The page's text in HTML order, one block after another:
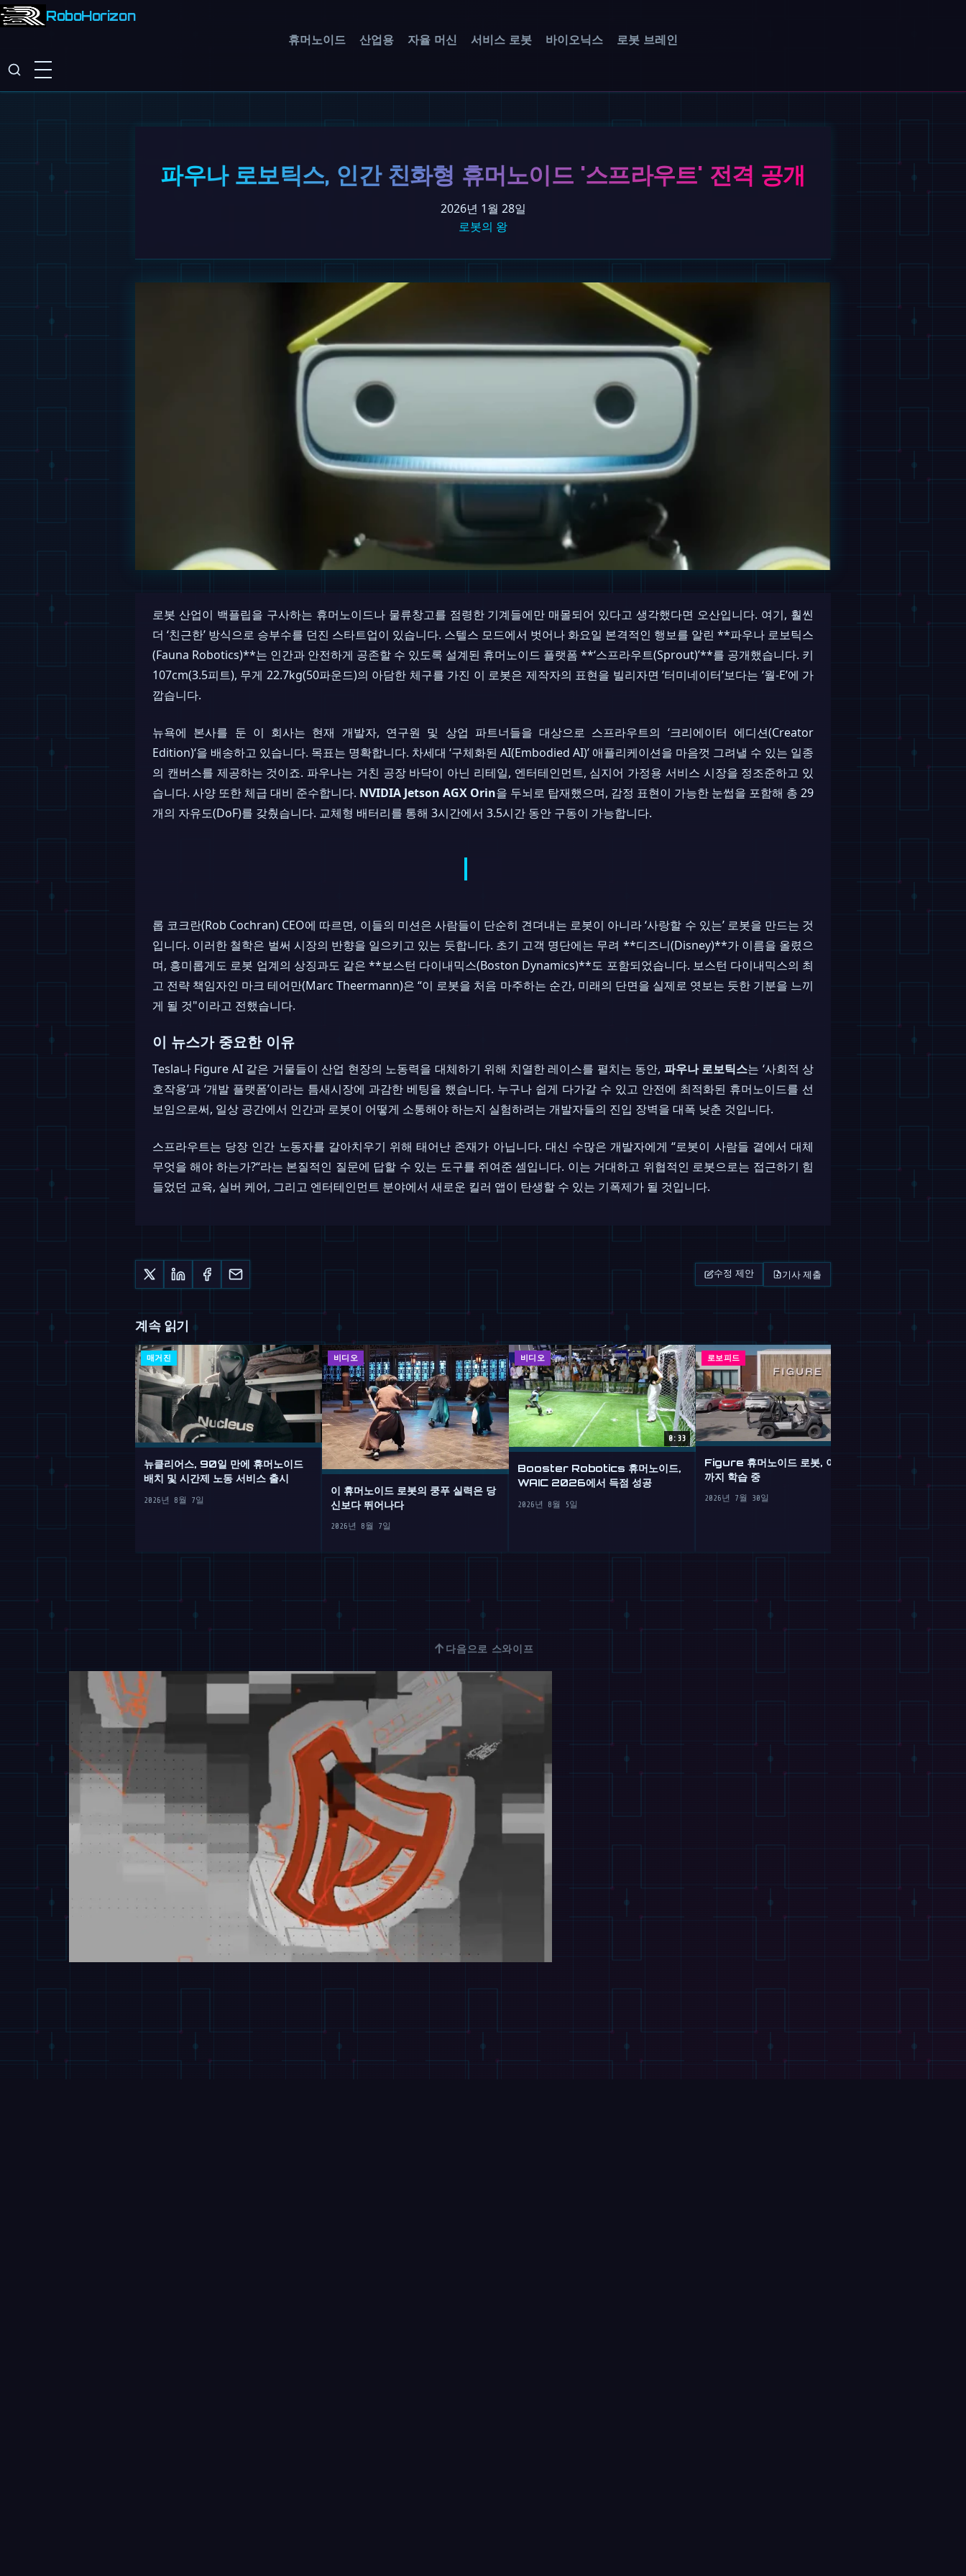
RoboHorizon
휴머노이드 산업용 자율 머신 서비스 로봇 바이오닉스 로봇 브레인
파우나 로보틱스, 인간 친화형 휴머노이드 '스프라우트' 전격 공개
2026년 1월 28일
로봇의 왕
로봇 산업이 백플립을 구사하는 휴머노이드나 물류창고를 점령한 기계들에만 매몰되어 있다고 생각했다면 오산입니다. 여기, 훨씬
더 ‘친근한’ 방식으로 승부수를 던진 스타트업이 있습니다. 스텔스 모드에서 벗어나 화요일 본격적인 행보를 알린 **파우나 로보틱스
(Fauna Robotics)**는 인간과 안전하게 공존할 수 있도록 설계된 휴머노이드 플랫폼 **‘스프라우트(Sprout)’**를 공개했습니다. 키
107cm(3.5피트), 무게 22.7kg(50파운드)의 아담한 체구를 가진 이 로봇은 제작자의 표현을 빌리자면 ‘터미네이터’보다는 ‘월-E’에 가
깝습니다.
뉴욕에 본사를 둔 이 회사는 현재 개발자, 연구원 및 상업 파트너들을 대상으로 스프라우트의 ‘크리에이터 에디션(Creator
Edition)‘을 배송하고 있습니다. 목표는 명확합니다. 차세대 ‘구체화된 AI(Embodied AI)’ 애플리케이션을 마음껏 그려낼 수 있는 일종
의 캔버스를 제공하는 것이죠. 파우나는 거친 공장 바닥이 아닌 리테일, 엔터테인먼트, 심지어 가정용 서비스 시장을 정조준하고 있
습니다. 사양 또한 체급 대비 준수합니다. NVIDIA Jetson AGX Orin을 두뇌로 탑재했으며, 감정 표현이 가능한 눈썹을 포함해 총 29
개의 자유도(DoF)를 갖췄습니다. 교체형 배터리를 통해 3시간에서 3.5시간 동안 구동이 가능합니다.
롭 코크란(Rob Cochran) CEO에 따르면, 이들의 미션은 사람들이 단순히 견뎌내는 로봇이 아니라 ‘사랑할 수 있는’ 로봇을 만드는 것
입니다. 이러한 철학은 벌써 시장의 반향을 일으키고 있는 듯합니다. 초기 고객 명단에는 무려 **디즈니(Disney)**가 이름을 올렸으
며, 흥미롭게도 로봇 업계의 상징과도 같은 **보스턴 다이내믹스(Boston Dynamics)**도 포함되었습니다. 보스턴 다이내믹스의 최
고 전략 책임자인 마크 테어만(Marc Theermann)은 “이 로봇을 처음 마주하는 순간, 미래의 단면을 실제로 엿보는 듯한 기분을 느끼
게 될 것"이라고 전했습니다.
이 뉴스가 중요한 이유
Tesla나 Figure AI 같은 거물들이 산업 현장의 노동력을 대체하기 위해 치열한 레이스를 펼치는 동안, 파우나 로보틱스는 ‘사회적 상
호작용’과 ‘개발 플랫폼’이라는 틈새시장에 과감한 베팅을 했습니다. 누구나 쉽게 다가갈 수 있고 안전에 최적화된 휴머노이드를 선
보임으로써, 일상 공간에서 인간과 로봇이 어떻게 소통해야 하는지 실험하려는 개발자들의 진입 장벽을 대폭 낮춘 것입니다.
스프라우트는 당장 인간 노동자를 갈아치우기 위해 태어난 존재가 아닙니다. 대신 수많은 개발자에게 “로봇이 사람들 곁에서 대체
무엇을 해야 하는가?“라는 본질적인 질문에 답할 수 있는 도구를 쥐여준 셈입니다. 이는 거대하고 위협적인 로봇으로는 접근하기 힘
들었던 교육, 실버 케어, 그리고 엔터테인먼트 분야에서 새로운 킬러 앱이 탄생할 수 있는 기폭제가 될 것입니다.
수정 제안 기사 제출
계속 읽기
매거진
뉴클리어스, 90일 만에 휴머노이드
배치 및 시간제 노동 서비스 출시
2026년 8월 7일
비디오
이 휴머노이드 로봇의 쿵푸 실력은 당
신보다 뛰어나다
2026년 8월 7일
비디오
0:33
Booster Robotics 휴머노이드,
WAIC 2026에서 득점 성공
2026년 8월 5일
로보피드
Figure 휴머노이드 로봇, 이제 운전
까지 학습 중
2026년 7월 30일
을 위한 뇌 이식
↑ 다음으로 스와이프